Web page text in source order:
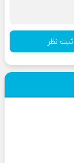
ثبت نظر